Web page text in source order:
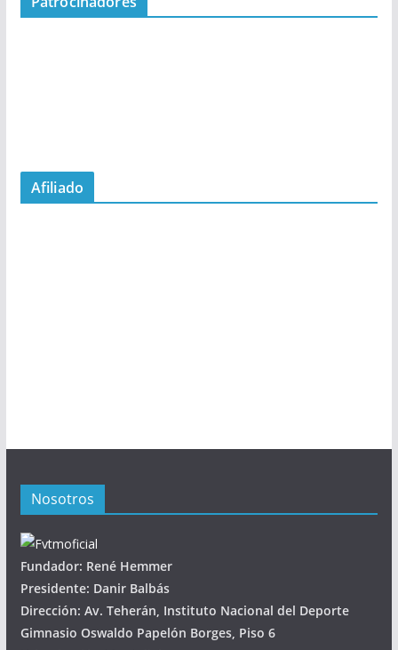
Afiliado
Nosotros
Fundador: René Hemmer
Presidente: Danir Balbás
Dirección: Av. Teherán, Instituto Nacional del Deporte
Gimnasio Oswaldo Papelón Borges, Piso 6